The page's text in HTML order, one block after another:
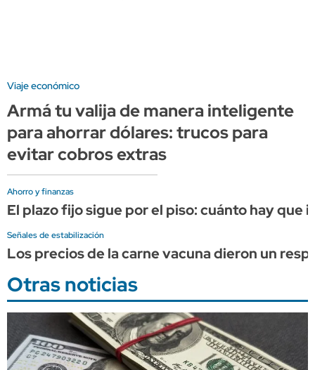
Viaje económico
Armá tu valija de manera inteligente
para ahorrar dólares: trucos para
evitar cobros extras
Ahorro y finanzas
El plazo fijo sigue por el piso: cuánto hay
Señales de estabilización
Los precios de la carne vacuna dieron un
Otras noticias